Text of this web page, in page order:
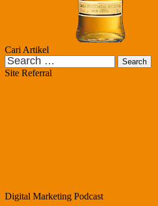
Cari Artikel
Search
for:
Site Referral
Digital Marketing Podcast